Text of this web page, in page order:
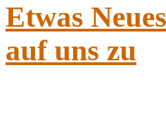
Etwas
auf uns zu